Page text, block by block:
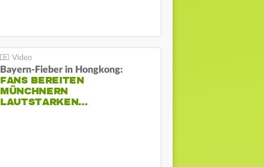
Bayern-Fieber in Hongkong:
FANS BEREITEN
MÜNCHNERN
LAUTSTARKEN…